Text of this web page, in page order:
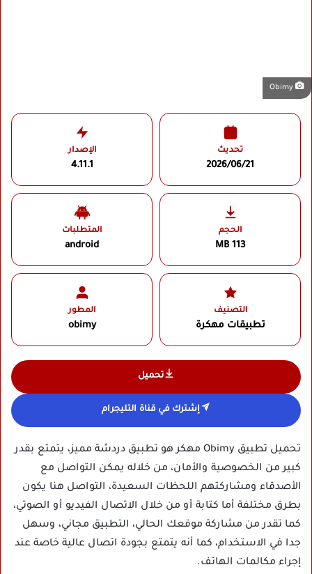
تحديث
2026/06/21
الإصدار
4.11.1
الحجم
113 MB
المتطلبات
android
التصنيف
تطبيقات مهكرة
المطور
obimy‏
تحميل
إشترك في قناة التليجرام
تحميل تطبيق Obimy مهكر هو تطبيق دردشة مميز، يتمتع بقدر
كبير من الخصوصية والأمان، من خلاله يمكن التواصل مع
الأصدقاء ومشاركتهم اللحظات السعيدة، التواصل هنا يكون
بطرق مختلفة أما كتابة أو من خلال الاتصال الفيديو أو الصوتي،
كما تقدر من مشاركة موقعك الحالي، التطبيق مجاني، وسهل
جدا في الاستخدام، كما أنه يتمتع بجودة اتصال عالية خاصة عند
إجراء مكالمات الهاتف.